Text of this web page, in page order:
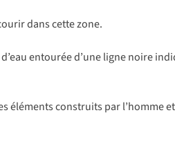
dans cette zone.
entourée d’une ligne noire
construits par l’homme